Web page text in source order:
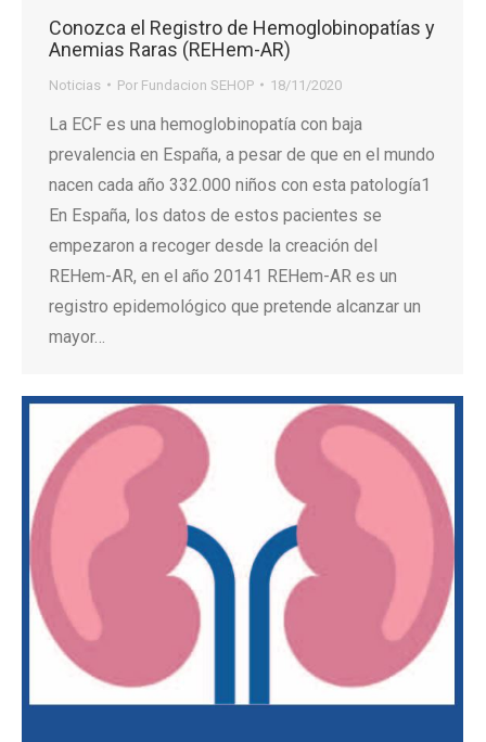
Conozca el Registro de Hemoglobinopatías y
Anemias Raras (REHem-AR)
Noticias Por Fundacion SEHOP 18/11/2020
La ECF es una hemoglobinopatía con baja
prevalencia en España, a pesar de que en el mundo
nacen cada año 332.000 niños con esta patología1
En España, los datos de estos pacientes se
empezaron a recoger desde la creación del
REHem-AR, en el año 20141 REHem-AR es un
registro epidemológico que pretende alcanzar un
mayor…